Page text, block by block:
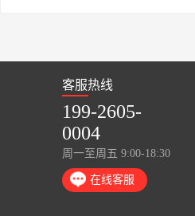
客服热线
199-2605-
0004
周一至周五 9:00-18:30
在线客服